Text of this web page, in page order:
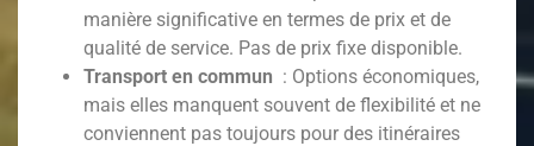
manière significative en termes de prix et de
qualité de service. Pas de prix fixe disponible.
Transport en commun : Options économiques,
mais elles manquent souvent de flexibilité et ne
conviennent pas toujours pour des itinéraires